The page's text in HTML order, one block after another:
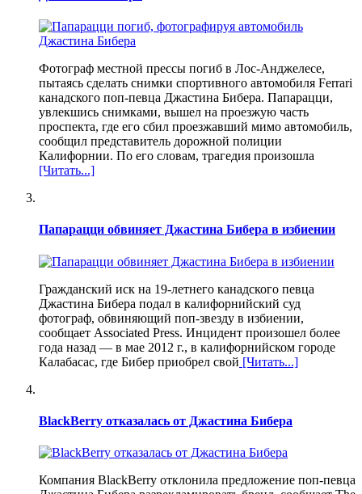
Фотограф местной прессы погиб в Лос-Анджелесе,
пытаясь сделать снимки спортивного автомобиля Ferrari
канадского поп-певца Джастина Бибера. Папарацци,
увлекшись снимками, вышел на проезжую часть
проспекта, где его сбил проезжавший мимо автомобиль,
сообщил представитель дорожной полиции
Калифорнии. По его словам, трагедия произошла
[Читать...]
Папарацци обвиняет Джастина Бибера в избиении
Гражданский иск на 19-летнего канадского певца
Джастина Бибера подал в калифорнийский суд
фотограф, обвиняющий поп-звезду в избиении,
сообщает Associated Press. Инцидент произошел более
года назад — в мае 2012 г., в калифорнийском городе
Калабасас, где Бибер приобрел свой [Читать...]
BlackBerry отказалась от Джастина Бибера
Компания BlackBerry отклонила предложение поп-певца